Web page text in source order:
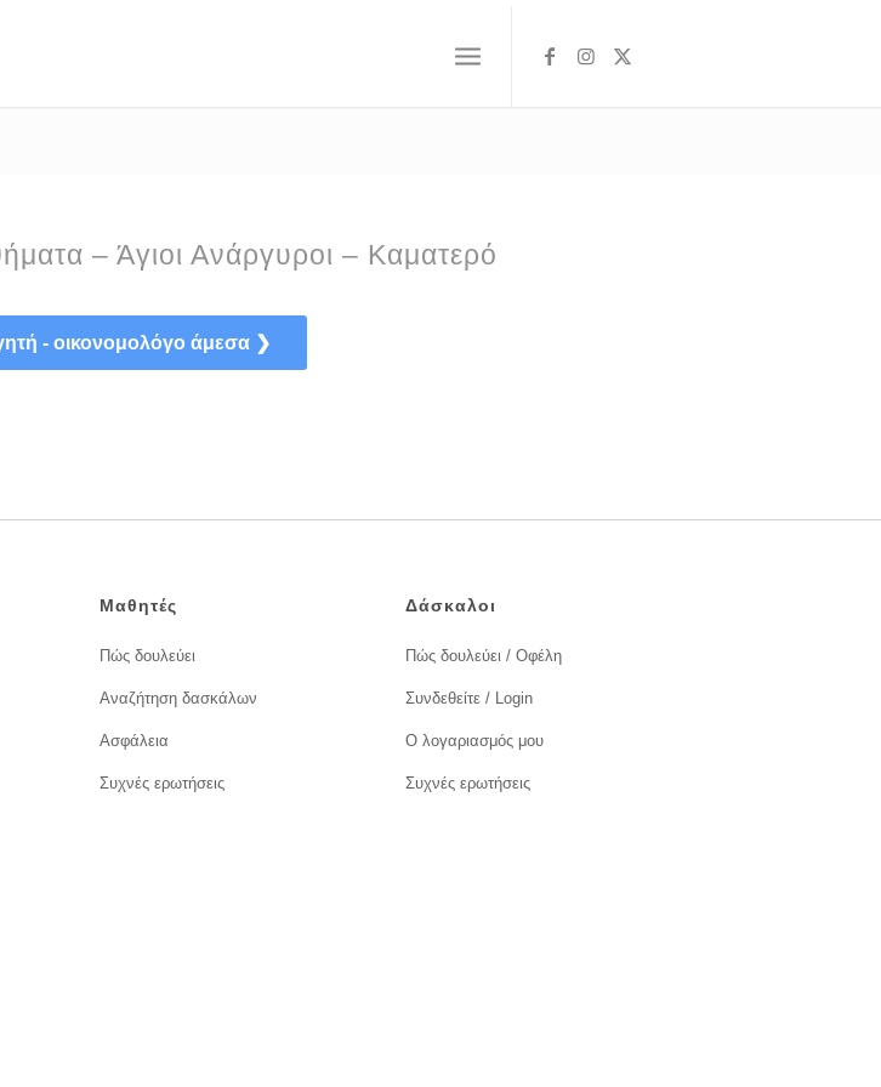
– Άγιοι Ανάργυροι – Καματερό
- οικονομολόγο άμεσα ❯
Μαθητές
Πώς δουλεύει
Αναζήτηση δασκάλων
Ασφάλεια
Συχνές ερωτήσεις
Δάσκαλοι
Πώς δουλεύει / Οφέλη
Συνδεθείτε / Login
Ο λογαριασμός μου
Συχνές ερωτήσεις